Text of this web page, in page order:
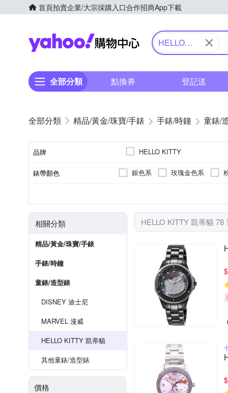
首頁拍賣企業/大宗採購入口合作招商App下載
Yahoo購物中心
HELLO
全部分類 點換券 登記送
精品/黃金/珠寶/手錶 手錶/時鐘 童錶/
品牌 HELLO KITTY
錶帶顏色 銀色系 玫瑰金色系
相關分類
精品/黃金/珠寶/手錶
手錶/時鐘
童錶/造型錶
DISNEY 迪士尼
MARVEL 漫威
HELLO KITTY 凱蒂貓
其他童錶/造型錶
價格
HELLO KITTY 凱蒂貓 78
$
$